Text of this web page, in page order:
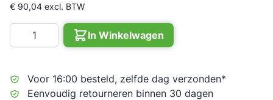
€ 90,04 excl. BTW
Aantal
In Winkelwagen
Voor 16:00 besteld, zelfde dag verzonden*
Eenvoudig retourneren binnen 30 dagen